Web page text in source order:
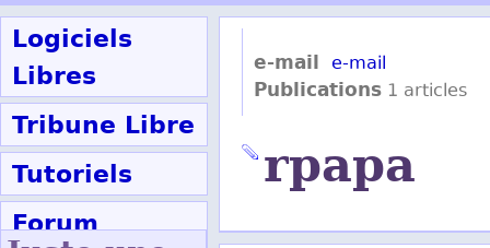
Logiciels
Libres
Tribune Libre
Tutoriels
Forum
e-mail e-mail
Publications 1 articles
rpapa